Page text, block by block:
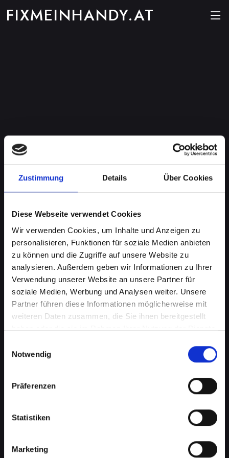
Zustimmung Details Über Cookies
Diese Webseite verwendet Cookies
Wir verwenden Cookies, um Inhalte und Anzeigen zu
personalisieren, Funktionen für soziale Medien anbieten
zu können und die Zugriffe auf unsere Website zu
analysieren. Außerdem geben wir Informationen zu Ihrer
Verwendung unserer Website an unsere Partner für
soziale Medien, Werbung und Analysen weiter. Unsere
Partner führen diese Informationen möglicherweise mit
weiteren Daten zusammen, die Sie ihnen bereitgestellt
haben oder die sie im Rahmen Ihrer Nutzung der Dienste
Notwendig
Präferenzen
Statistiken
Marketing
FIXMEINHANDY.AT
Akkuprobleme bei Ihrem
IPHONE-X in Achenkirch?
Finden Sie jetzt eine Lösung
Ein schlecht funktionierender Akku in Ihrem
IPHONE-X beeinträchtigt Ihre Mobilität und
Steckdose suchen müssen. Von schnellem